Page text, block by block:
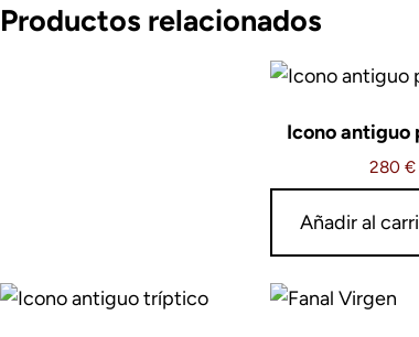
Productos relacionados
Icono antiguo
280 €
Añadir al